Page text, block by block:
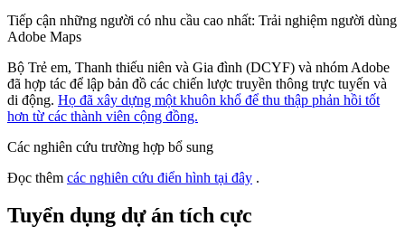
Tiếp cận những người có nhu cầu cao nhất: Trải nghiệm người dùng
Adobe Maps
Bộ Trẻ em, Thanh thiếu niên và Gia đình (DCYF) và nhóm Adobe
đã hợp tác để lập bản đồ các chiến lược truyền thông trực tuyến và
di động. Họ đã xây dựng một khuôn khổ để thu thập phản hồi tốt
hơn từ các thành viên cộng đồng.
Các nghiên cứu trường hợp bổ sung
Đọc thêm các nghiên cứu điển hình tại đây .
Tuyển dụng dự án tích cực